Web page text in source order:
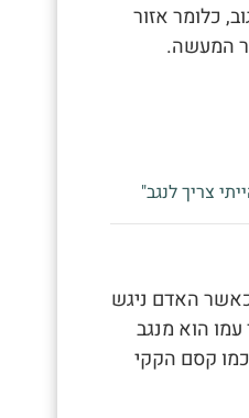
כלומר אזור
המעשה.
צריך לנגב"
האדם ניגש
עמו הוא מנגב
כמו קסם הקקי